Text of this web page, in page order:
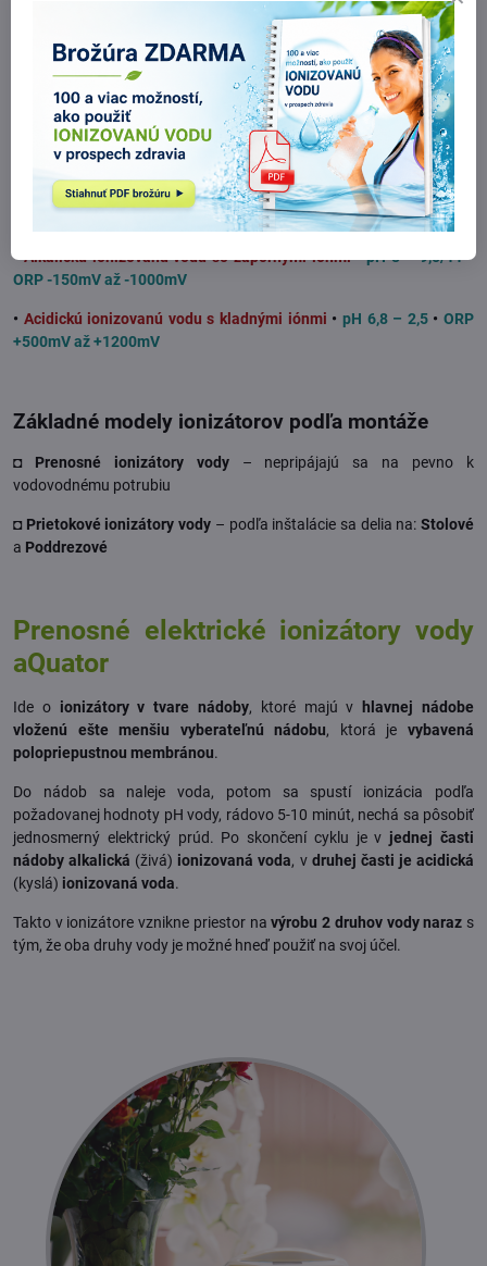
počas elektrolýzy ponorené vo vode a cez ne prechádza elektrický
prúd. Medzi elektródy je vložená ešte
polopriepustná membrána
prepúšťa kladné ióny k zápornej elektródea
záporné ióny ku
, zároveň oddeľuje od seba novo vzniknuté 2 druhy
vody a zabraňuje ich zmiešaniu.
V ionizátore vody je preto možné naraz vyrobiť 2
druhy vody:
•Alkalickú ionizovanú vodu so zápornými iónmi • pH 8 – 9,5/11 •
ORP -150mV až -1000mV
• Acidickú ionizovanú vodu s kladnými iónmi • pH 6,8 – 2,5•ORP
+500mV až +1200mV
Základné modely ionizátorov podľa montáže
◘ Prenosné ionizátory vody– nepripájajú sa na pevno k
vodovodnému potrubiu
◘ Prietokové ionizátory vody – podľa inštalácie sa delia na:Stolové
a Poddrezové
Prenosné elektrické ionizátory vody
aQuator
Ide o ionizátory v tvare nádoby, ktoré majú v
hlavnej nádobe
vloženú ešte menšiu vyberateľnú nádobu, ktorá jevybavená
polopriepustnou membránou.
Do nádob sa naleje voda, potom sa spustí ionizácia podľa
požadovanej hodnoty pH vody, rádovo 5-10 minút, nechá sa pôsobiť
jednosmerný elektrický prúd. Po skončení cyklu je v jednej časti
nádoby alkalická (živá) ionizovaná voda, v druhej časti je acidická
(kyslá) ionizovaná voda.
Takto v ionizátore vznikne priestor navýrobu 2 druhov vody naraz s
tým, že oba druhy vody je možné hneď použiť na svoj účel.